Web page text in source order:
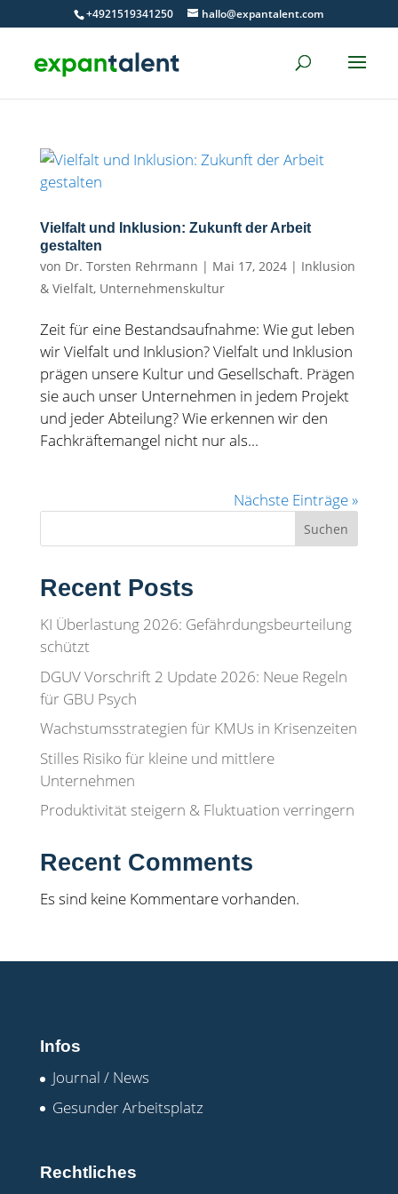
to
+4921519341250 hallo@expantalent.com
Vielfalt und Inklusion: Zukunft der Arbeit
gestalten
von Dr. Torsten Rehrmann | Mai 17, 2024| Inklusion
& Vielfalt, Unternehmenskultur
Zeit für eine Bestandsaufnahme: Wie gut leben
wir Vielfalt und Inklusion? Vielfalt und Inklusion
prägen unsere Kultur und Gesellschaft. Prägen
sie auch unser Unternehmen in jedem Projekt
und jeder Abteilung? Wie erkennen wir den
Fachkräftemangel nicht nur als...
Nächste Einträge »
Suchen
Recent Posts
KI Überlastung 2026: Gefährdungsbeurteilung
schützt
DGUV Vorschrift 2 Update 2026: Neue Regeln
für GBU Psych
Wachstumsstrategien für KMUs in Krisenzeiten
Stilles Risiko für kleine und mittlere
Unternehmen
Produktivität steigern & Fluktuation verringern
Recent Comments
Es sind keine Kommentare vorhanden.
Infos
Journal / News
Gesunder Arbeitsplatz
Rechtliches